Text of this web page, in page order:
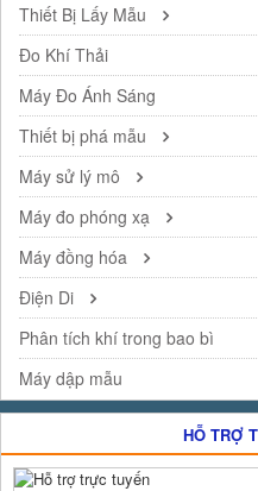
Thiết Bị Lấy Mẫu
Đo Khí Thải
Máy Đo Ánh Sáng
Thiết bị phá mẫu
Máy sử lý mô
Máy đo phóng xạ
Máy đồng hóa
Điện Di
Phân tích khí trong bao bì
Máy dập mẫu
HỖ TRỢ